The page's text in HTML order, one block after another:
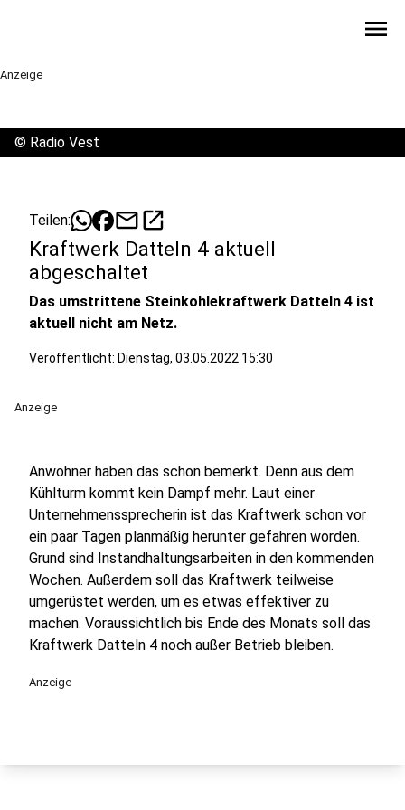
menu
Anzeige
© Radio Vest
Teilen: mailopen_in_new
Kraftwerk Datteln 4 aktuell
abgeschaltet
Das umstrittene Steinkohlekraftwerk Datteln 4 ist
aktuell nicht am Netz.
Veröffentlicht: Dienstag, 03.05.2022 15:30
Anzeige
Anwohner haben das schon bemerkt. Denn aus dem
Kühlturm kommt kein Dampf mehr. Laut einer
Unternehmenssprecherin ist das Kraftwerk schon vor
ein paar Tagen planmäßig herunter gefahren worden.
Grund sind Instandhaltungsarbeiten in den kommenden
Wochen. Außerdem soll das Kraftwerk teilweise
umgerüstet werden, um es etwas effektiver zu
machen. Voraussichtlich bis Ende des Monats soll das
Kraftwerk Datteln 4 noch außer Betrieb bleiben.
Anzeige